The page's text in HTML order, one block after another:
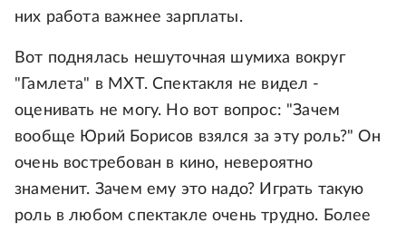
них работа важнее зарплаты.
Вот поднялась нешуточная шумиха вокруг
"Гамлета" в МХТ. Спектакля не видел -
оценивать не могу. Но вот вопрос: "Зачем
вообще Юрий Борисов взялся за эту роль?" Он
очень востребован в кино, невероятно
знаменит. Зачем ему это надо? Играть такую
роль в любом спектакле очень трудно. Более